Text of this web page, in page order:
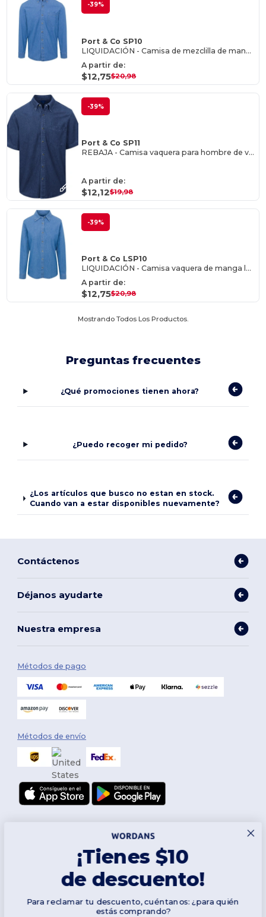
-39%
Port & Co SP10
LIQUIDACIÓN - Camisa de mezclilla de manga larga para hombre
A partir de:
$12,75$20,98
-39%
Port & Co SP11
REBAJA - Camisa vaquera para hombre de valor
A partir de:
$12,12$19,98
-39%
Port & Co LSP10
LIQUIDACIÓN - Camisa vaquera de manga larga para mujer
A partir de:
$12,75$20,98
Mostrando Todos Los Productos.
Preguntas frecuentes
¿Qué promociones tienen ahora?
¿Puedo recoger mi pedido?
¿Los artículos que busco no estan en stock.
Cuando van a estar disponibles nuevamente?
Contáctenos
Déjanos ayudarte
Nuestra empresa
Métodos de pago
Métodos de envío
¡Tienes $10
de descuento!
Para reclamar tu descuento, cuéntanos: ¿para quién
estás comprando?